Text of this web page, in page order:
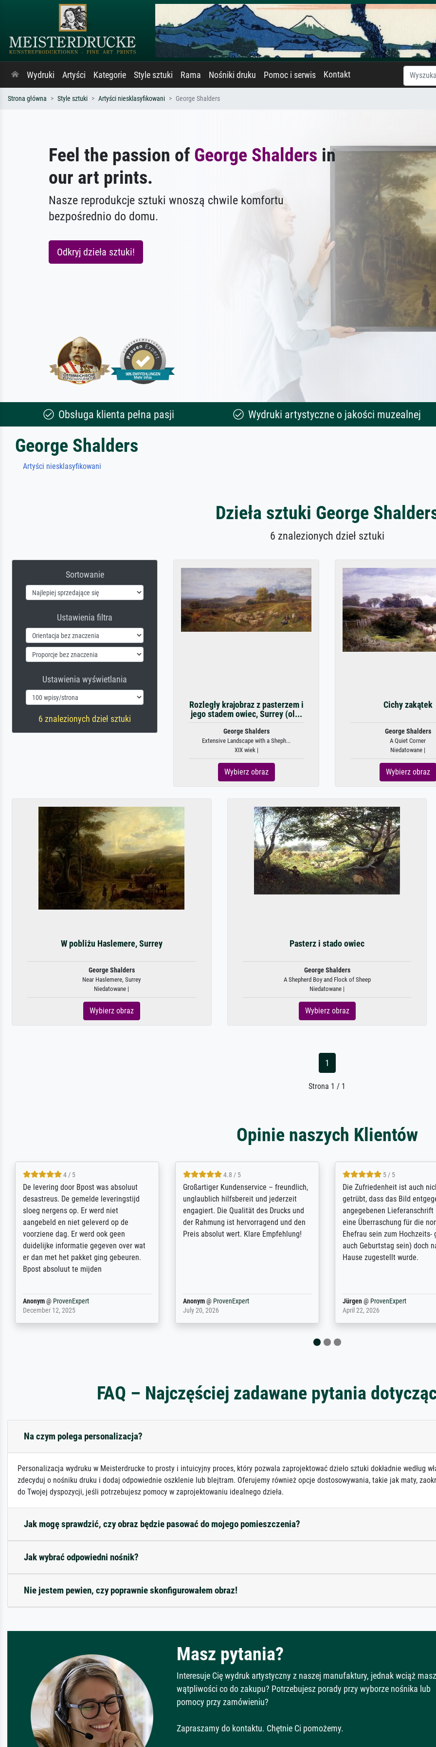
Wydruki Artyści Kategorie Style sztuki Rama Nośniki druku Pomoc i serwis Kontakt
Strona główna Style sztuki Artyści niesklasyfikowani George Shalders
Feel the passion of George Shalders in
our art prints.
Nasze reprodukcje sztuki wnoszą chwile komfortu
bezpośrednio do domu.
Odkryj dzieła sztuki!
Obsługa klienta pełna pasji Wydruki artystyczne o jakości muzealnej
George Shalders
Artyści niesklasyfikowani
Dzieła sztuki George
6 znalezionych dzieł sztuki
Sortowanie
Ustawienia filtra
Ustawienia wyświetlania
6 znalezionych dzieł sztuki
Rozległy krajobraz z pasterzem i
jego stadem owiec, Surrey (ol...
George Shalders
Extensive Landscape with a Sheph...
XIX wiek |
Wybierz obraz
Cichy zakątek
George Shalders
A Quiet Corner
Niedatowane |
Wybierz obraz
W pobliżu Haslemere, Surrey
George Shalders
Near Haslemere, Surrey
Niedatowane |
Wybierz obraz
Pasterz i stado owiec
George Shalders
A Shepherd Boy and Flock of Sheep
Niedatowane |
Wybierz obraz
1
Strona 1 / 1
Opinie naszych Klientów
5 / 5
Sehr gute Qualität des Leinwanddrucks
und des Rahmens! Unser Bild wurde
sehr sorgfältig und sicher verpackt, so
dass es unbeschadet bei uns ankam. Es
wird nicht unser letzter Meisterdruck
sein. Vielen Dank!
Reinhold,@ProvenExpert
April 22, 2026
5 / 5
Für ein Erinnerungsbuch mit der
Feldpost meines Großvaters aus dem 1.
Weltkrieg benötigte ich ein
ausdrucksvolles Bild. Das habe ich bei
Ihnen gefunden. Bei der Auswahl der
weiter. Vielen ...
Margot@ProvenExpert
February 20, 2026
4.8 / 5
Hervorragende Qualität.
vieles anpassen lassen, wie
Randentfernung, Farbe,
Kontrast und Weiteres. Sehr
Kontaktperson per Mail. Das
Kunstdruck) wurde sehr gut
sehr starke Papprolle mit
Anonym@ProvenExpert
August 12, 2025
FAQ – Najczęściej zadawane pytania
Na czym polega personalizacja?
Personalizacja wydruku w Meisterdrucke to prosty i intuicyjny proces, który pozwala zaprojektować dzieło sztuki dokładnie według
zdecyduj o nośniku druku i dodaj odpowiednie oszklenie lub blejtram. Oferujemy również opcje dostosowywania, takie jak maty,
do Twojej dyspozycji, jeśli potrzebujesz pomocy w zaprojektowaniu idealnego dzieła.
Jak mogę sprawdzić, czy obraz będzie pasować do mojego pomieszczenia?
Jak wybrać odpowiedni nośnik?
Nie jestem pewien, czy poprawnie skonfigurowałem obraz!
Masz pytania?
Interesuje Cię wydruk artystyczny z naszej manufaktury, jednak wciąż masz
wątpliwości co do zakupu? Potrzebujesz porady przy wyborze nośnika lub
pomocy przy zamówieniu?
Zapraszamy do kontaktu. Chętnie Ci pomożemy.